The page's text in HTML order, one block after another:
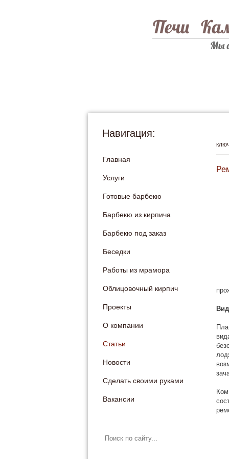
Навигация:
Главная
Услуги
Готовые барбекю
Барбекю из кирпича
Барбекю под заказ
Беседки
Работы из мрамора
Облицовочный кирпич
Проекты
О компании
Статьи
Новости
Сделать своими руками
Вакансии